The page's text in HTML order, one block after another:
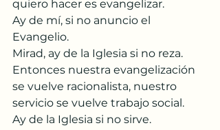
quiero hacer es evangelizar.
Ay de mí, si no anuncio el
Evangelio.
Mirad, ay de la Iglesia si no reza.
Entonces nuestra evangelización
se vuelve racionalista, nuestro
servicio se vuelve trabajo social.
Ay de la Iglesia si no sirve.